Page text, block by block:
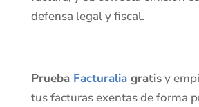
defensa legal y fiscal.
Prueba Facturaliagratisy
tus facturas exentas de forma